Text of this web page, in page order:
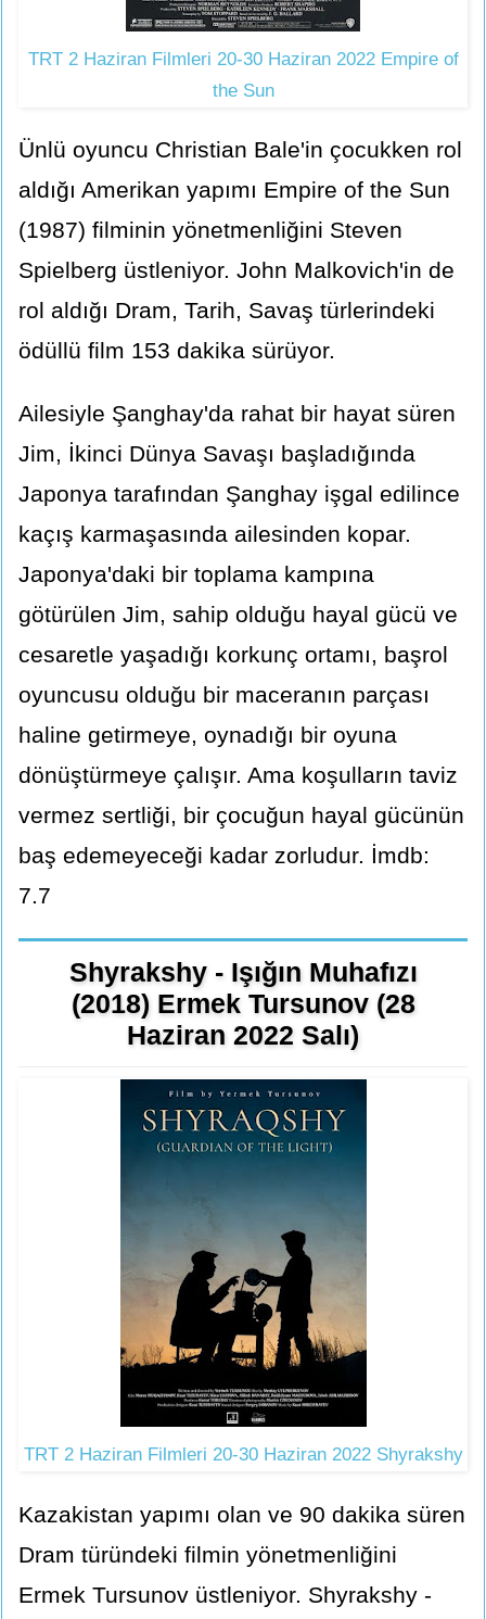
TRT 2 Haziran Filmleri 20-30 Haziran 2022 Empire of
the Sun
Ünlü oyuncu Christian Bale'in çocukken rol
aldığı Amerikan yapımı Empire of the Sun
(1987) filminin yönetmenliğini Steven
Spielberg üstleniyor. John Malkovich'in de
rol aldığı Dram, Tarih, Savaş türlerindeki
ödüllü film 153 dakika sürüyor.
Ailesiyle Şanghay'da rahat bir hayat süren
Jim, İkinci Dünya Savaşı başladığında
Japonya tarafından Şanghay işgal edilince
kaçış karmaşasında ailesinden kopar.
Japonya'daki bir toplama kampına
götürülen Jim, sahip olduğu hayal gücü ve
cesaretle yaşadığı korkunç ortamı, başrol
oyuncusu olduğu bir maceranın parçası
haline getirmeye, oynadığı bir oyuna
dönüştürmeye çalışır. Ama koşulların taviz
vermez sertliği, bir çocuğun hayal gücünün
baş edemeyeceği kadar zorludur. İmdb:
7.7
Shyrakshy - Işığın Muhafızı
(2018) Ermek Tursunov (28
Haziran 2022 Salı)
TRT 2 Haziran Filmleri 20-30 Haziran 2022 Shyrakshy
Kazakistan yapımı olan ve 90 dakika süren
Dram türündeki filmin yönetmenliğini
Ermek Tursunov üstleniyor. Shyrakshy -